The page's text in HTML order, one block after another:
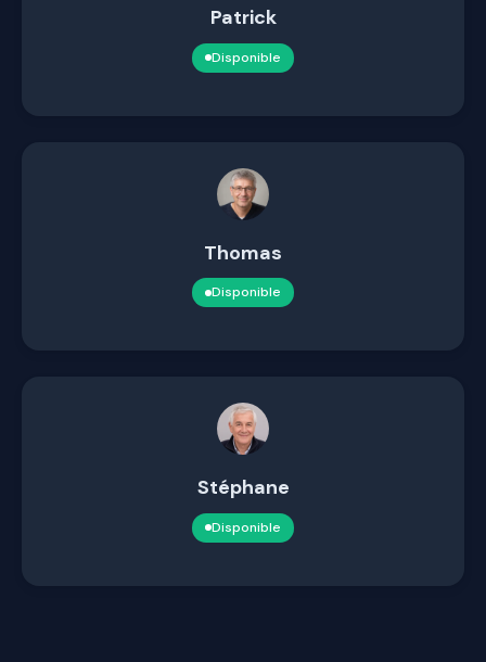
Patrick
Disponible
Thomas
Disponible
Stéphane
Disponible